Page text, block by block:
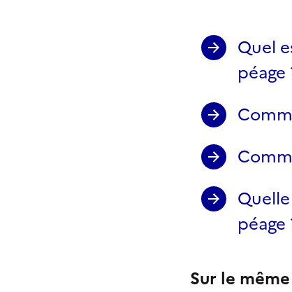
Quel
péage
péage
Sur le